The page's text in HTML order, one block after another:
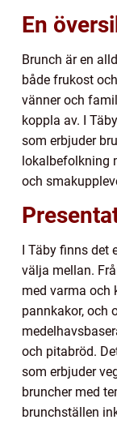
En
Brunch är en
både frukost
vänner och
koppla av. I
som erbjuder
lokalbefolkning
och
I Täby finns det
välja mellan.
med varma och
pannkakor, och
och pitabröd.
som erbjuder
bruncher med
brunchställen